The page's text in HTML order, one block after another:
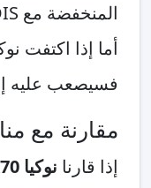
أما إذا اكتفت
فسيصعب عليه
مقارنة مع
إذا قارنا نوكيا X70 برو